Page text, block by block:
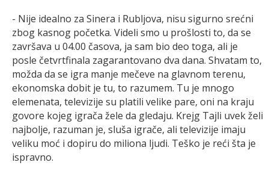
- Nije idealno za Sinera i Rubljova, nisu sigurno srećni
zbog kasnog početka. Videli smo u prošlosti to, da se
završava u 04.00 časova, ja sam bio deo toga, ali je
posle četvrtfinala zagarantovano dva dana. Shvatam to,
možda da se igra manje mečeve na glavnom terenu,
ekonomska dobit je tu, to razumem. Tu je mnogo
elemenata, televizije su platili velike pare, oni na kraju
govore kojeg igrača žele da gledaju. Krejg Tajli uvek želi
najbolje, razuman je, sluša igrače, ali televizije imaju
veliku moć i dopiru do miliona ljudi. Teško je reći šta je
ispravno.